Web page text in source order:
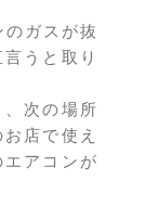
ガスが抜
うと取り
、次の場所
店で使え
アコンが